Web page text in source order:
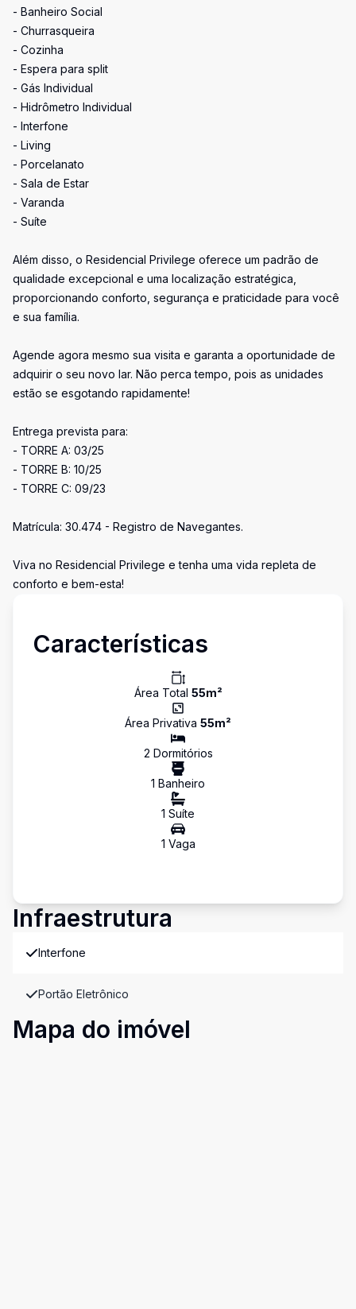
- Banheiro Social
- Churrasqueira
- Cozinha
- Espera para split
- Gás Individual
- Hidrômetro Individual
- Interfone
- Living
- Porcelanato
- Sala de Estar
- Varanda
- Suíte
Além disso, o Residencial Privilege oferece um padrão de
qualidade excepcional e uma localização estratégica,
proporcionando conforto, segurança e praticidade para você
e sua família.
Agende agora mesmo sua visita e garanta a oportunidade de
adquirir o seu novo lar. Não perca tempo, pois as unidades
estão se esgotando rapidamente!
Entrega prevista para:
- TORRE A: 03/25
- TORRE B: 10/25
- TORRE C: 09/23
Matrícula: 30.474 - Registro de Navegantes.
Viva no Residencial Privilege e tenha uma vida repleta de
conforto e bem-esta!
Características
Área Total 55m²
Área Privativa 55m²
2 Dormitórios
1 Banheiro
1 Suíte
1 Vaga
Infraestrutura
Interfone
Portão Eletrônico
Mapa do imóvel